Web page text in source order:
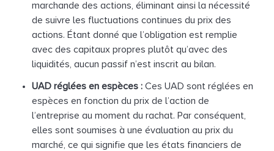
marchande des actions, éliminant ainsi la nécessité
de suivre les fluctuations continues du prix des
actions. Étant donné que l’obligation est remplie
avec des capitaux propres plutôt qu’avec des
liquidités, aucun passif n’est inscrit au bilan.
UAD réglées en espèces : Ces UAD sont réglées en
espèces en fonction du prix de l’action de
l’entreprise au moment du rachat. Par conséquent,
elles sont soumises à une évaluation au prix du
marché, ce qui signifie que les états financiers de